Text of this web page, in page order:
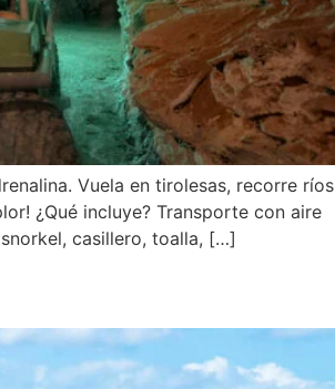
Vuela en tirolesas, recorre ríos
¿Qué incluye? Transporte con aire
casillero, toalla, […]